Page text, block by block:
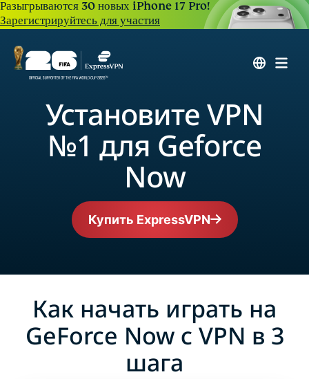
Разыгрываются 30 новых iPhone 17 Pro!
Зарегистрируйтесь для участия
Установите VPN
№1 для Geforce
Now
Купить ExpressVPN
Как начать играть на
GeForce Now с VPN в 3
шага